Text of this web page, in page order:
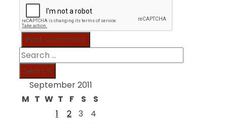
Search
for:
September 2011
M T W T F S
S
1
2 3
4